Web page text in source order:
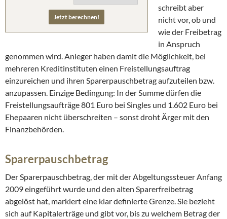
schreibt aber
nicht vor, ob und
wie der Freibetrag
in Anspruch
genommen wird. Anleger haben damit die Möglichkeit, bei
mehreren Kreditinstituten einen Freistellungsauftrag
einzureichen und ihren Sparerpauschbetrag aufzuteilen bzw.
anzupassen. Einzige Bedingung: In der Summe dürfen die
Freistellungsaufträge 801 Euro bei Singles und 1.602 Euro bei
Ehepaaren nicht überschreiten – sonst droht Ärger mit den
Finanzbehörden.
Sparerpauschbetrag
Der Sparerpauschbetrag, der mit der Abgeltungssteuer Anfang
2009 eingeführt wurde und den alten Sparerfreibetrag
abgelöst hat, markiert eine klar definierte Grenze. Sie bezieht
sich auf Kapitalerträge und gibt vor, bis zu welchem Betrag der